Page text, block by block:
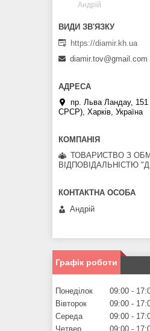
Андрій
https://diamir.kh.ua
diamir.tov@gmail.com
пр. Льва Ландау, 151
СРСР), Харків, Україна
ТОВАРИСТВО З
ВІДПОВІДАЛЬНІСТЮ
Андрій
Графік роботи
Понеділок 09:00
Вівторок
09:00
Середа
09:00
Четвер
09:00